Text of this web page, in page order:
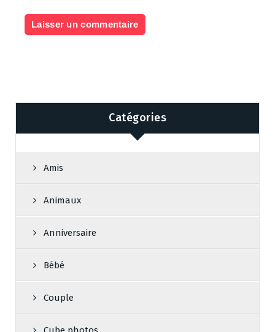
Catégories
Amis
Animaux
Anniversaire
Bébé
Couple